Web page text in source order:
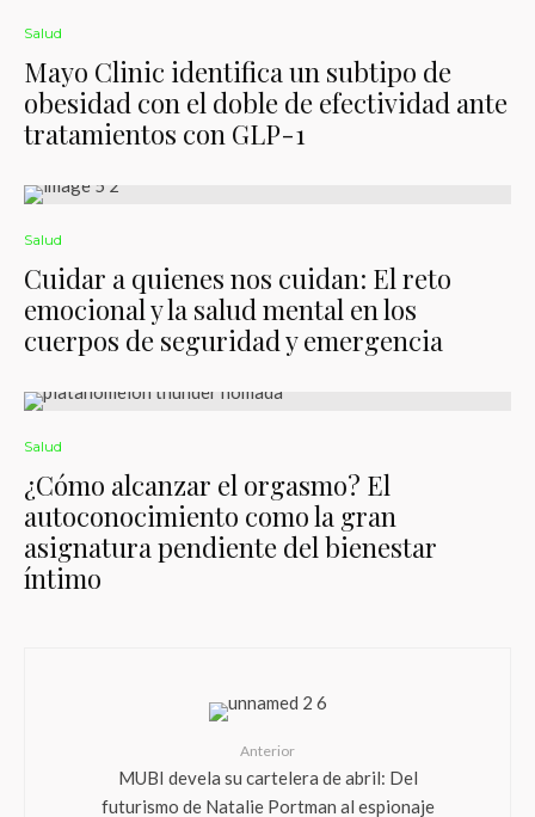
Salud
Mayo Clinic identifica un subtipo de
obesidad con el doble de efectividad ante
tratamientos con GLP-1
Salud
Cuidar a quienes nos cuidan: El reto
emocional y la salud mental en los
cuerpos de seguridad y emergencia
Salud
¿Cómo alcanzar el orgasmo? El
autoconocimiento como la gran
asignatura pendiente del bienestar
íntimo
Anterior
MUBI devela su cartelera de abril: Del
futurismo de Natalie Portman al espionaje